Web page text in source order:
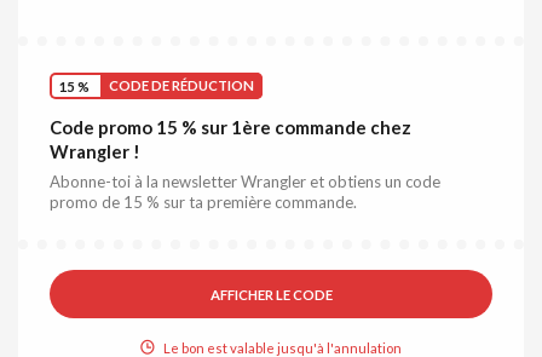
15 % CODE DE RÉDUCTION
Code promo 15 % sur 1ère commande chez
Wrangler !
Abonne-toi à la newsletter Wrangler et obtiens un code
promo de 15 % sur ta première commande.
AFFICHER LE CODE
Le bon est valable jusqu'à l'annulation